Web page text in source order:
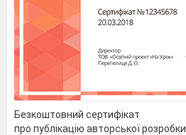
Безкоштовний сертифікат
про публікацію авторської розробки